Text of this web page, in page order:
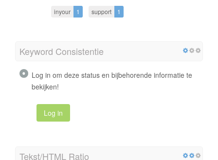
inyour 1 support 1
Keyword Consistentie
Log in om deze status en bijbehorende informatie te
bekijken!
Log in
Tekst/HTML Ratio